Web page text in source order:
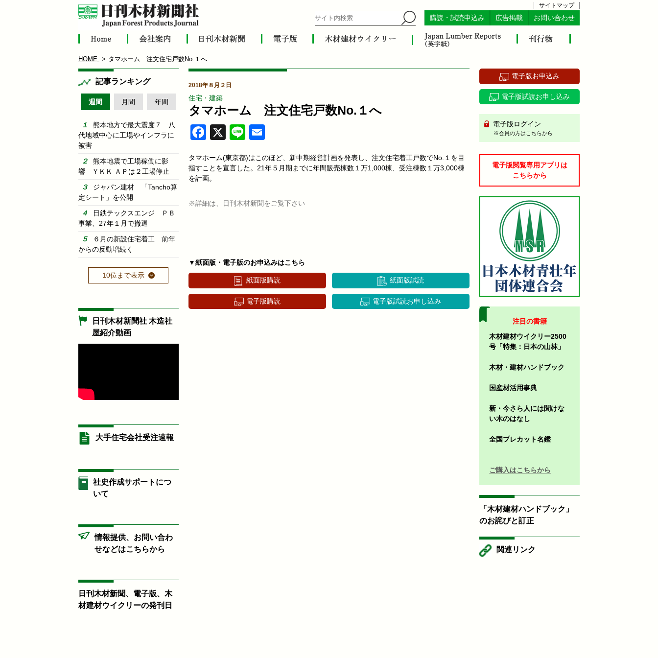
サイトマップ
購読・試読申込み 広告掲載 お問い合わせ
HOME タマホーム 注文住宅戸数No.１へ
2018年８月２日
住宅・建築
タマホーム 注文住宅戸数No.１へ
Facebook
X Line
タマホーム(東京都)はこのほど、新中期経営計画を発表し、注文住宅着工戸数でNo.１を目
指すことを宣言した。21年５月期までに年間販売棟数１万1,000棟、受注棟数１万3,000棟
を計画。
※詳細は、日刊木材新聞をご覧下さい
▼紙面版・電子版のお申込みはこちら
紙面版購読 紙面版試読
電子版購読 電子版試読お申し込み
記事ランキング
週間 月間 年間
熊本地方で最大震度７ 八
代地域中心に工場やインフラに
被害
熊本地震で工場稼働に影
響 ＹＫＫ ＡＰは２工場停止
ジャパン建材 「Tancho算
定シート」を公開
日鉄テックスエンジ ＰＢ
事業、27年１月で撤退
６月の新設住宅着工 前年
からの反動増続く
10位まで表示
日刊木材新聞社 木造社
屋紹介動画
大手住宅会社受注速報
社史作成サポートにつ
いて
情報提供、お問い合わ
せなどはこちらから
日刊木材新聞、電子版、木
材建材ウイクリーの発刊日
電子版お申込み
電子版試読お申し込み
電子版ログイン
※会員の方はこちらから
電子版閲覧専用アプリは
こちらから
注目の書籍
木材建材ウイクリー2500
号「特集：日本の山林」
木材・建材ハンドブック
国産材活用事典
新・今さら人には聞けな
い木のはなし
全国プレカット名鑑
ご購入はこちらから
「木材建材ハンドブック」
のお詫びと訂正
関連リンク